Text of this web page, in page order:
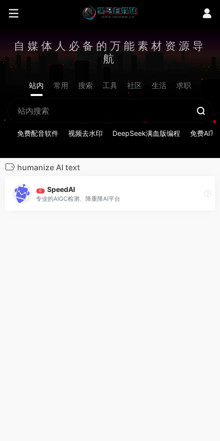
自媒体人必备的万能素材资源导
航
站内 常用 搜索 工具 社区 生活 求职
免费配音软件 视频去水印 DeepSeek满血版编程 免费AI写
humanize AI text
荐 SpeedAI
专业的AIGC检测、降重降AI平台